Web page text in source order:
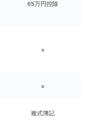
65万円控除
○
○
複式簿記